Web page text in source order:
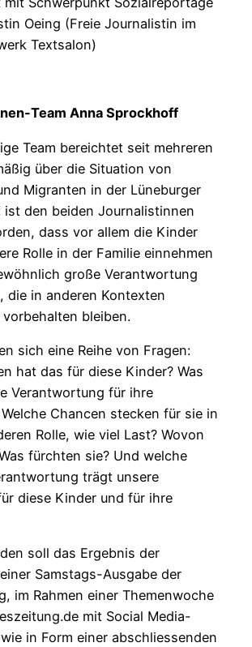
Oeing (Freie Journalistin im
Textsalon)
Team Anna Sprockhoff
Team bereichtet seit mehreren
über die Situation von
Migranten in der Lüneburger
ist den beiden Journalistinnen
dass vor allem die Kinder
Rolle in der Familie einnehmen
große Verantwortung
die in anderen Kontexten
bleiben.
sich eine Reihe von Fragen:
hat das für diese Kinder? Was
Verantwortung für ihre
Chancen stecken für sie in
Rolle, wie viel Last? Wovon
fürchten sie? Und welche
trägt unsere
diese Kinder und für ihre
soll das Ergebnis der
Samstags-Ausgabe der
im Rahmen einer Themenwoche
mit Social Media-
in Form einer abschliessenden